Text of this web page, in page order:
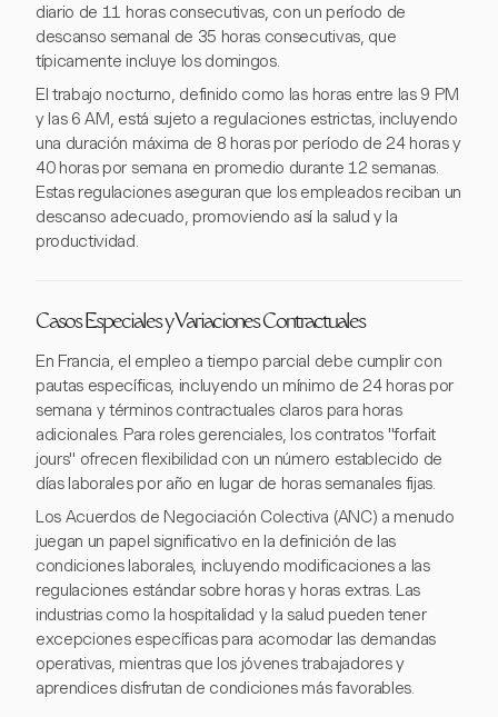
diario de 11 horas consecutivas, con un período de
descanso semanal de 35 horas consecutivas, que
típicamente incluye los domingos.
El trabajo nocturno, definido como las horas entre las 9 PM
y las 6 AM, está sujeto a regulaciones estrictas, incluyendo
una duración máxima de 8 horas por período de 24 horas y
40 horas por semana en promedio durante 12 semanas.
Estas regulaciones aseguran que los empleados reciban un
descanso adecuado, promoviendo así la salud y la
productividad.
Casos Especiales y Variaciones Contractuales
En Francia, el empleo a tiempo parcial debe cumplir con
pautas específicas, incluyendo un mínimo de 24 horas por
semana y términos contractuales claros para horas
adicionales. Para roles gerenciales, los contratos "forfait
jours" ofrecen flexibilidad con un número establecido de
días laborales por año en lugar de horas semanales fijas.
Los Acuerdos de Negociación Colectiva (ANC) a menudo
juegan un papel significativo en la definición de las
condiciones laborales, incluyendo modificaciones a las
regulaciones estándar sobre horas y horas extras. Las
industrias como la hospitalidad y la salud pueden tener
excepciones específicas para acomodar las demandas
operativas, mientras que los jóvenes trabajadores y
aprendices disfrutan de condiciones más favorables.